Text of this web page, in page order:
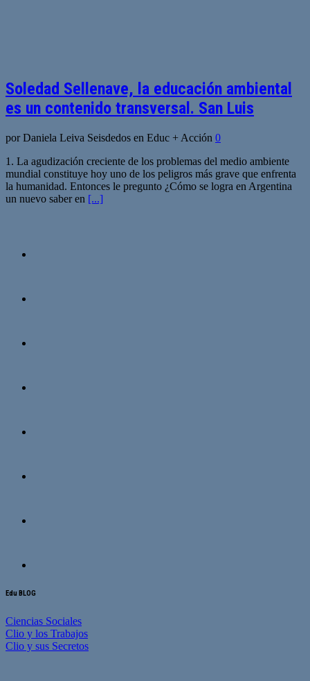
Soledad Sellenave, la educación ambiental
es un contenido transversal. San Luis
por Daniela Leiva Seisdedos en Educ + Acción 0
1. La agudización creciente de los problemas del medio ambiente
mundial constituye hoy uno de los peligros más grave que enfrenta
la humanidad. Entonces le pregunto ¿Cómo se logra en Argentina
un nuevo saber en [...]
Edu BLOG
Ciencias Sociales
Clio y los Trabajos
Clio y sus Secretos